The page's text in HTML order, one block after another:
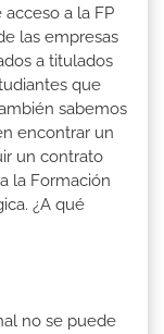
a la FP
las empresas
a titulados
que
sabemos
encontrar un
un contrato
la Formación
¿A qué
no se puede